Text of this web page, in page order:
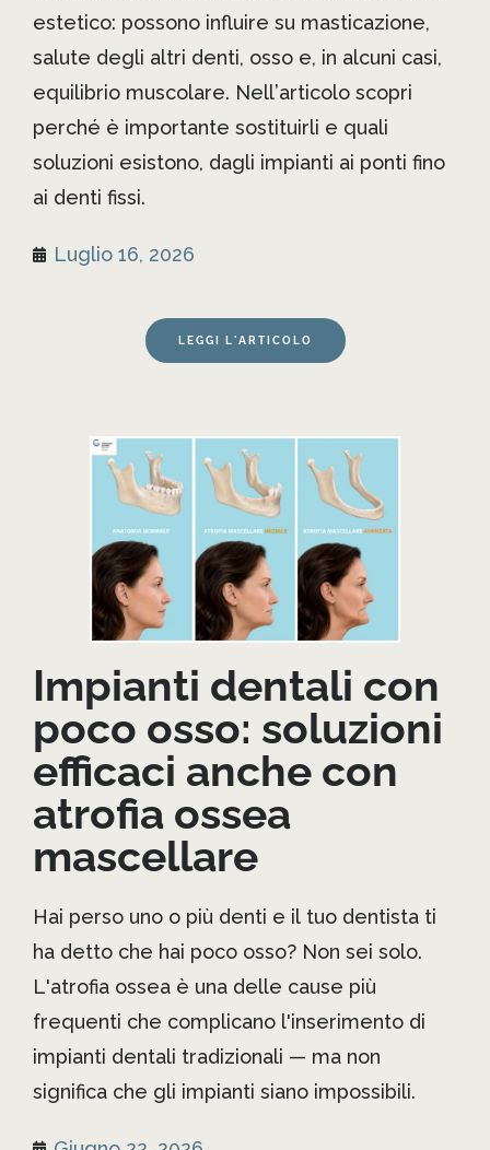
estetico: possono influire su masticazione,
salute degli altri denti, osso e, in alcuni casi,
equilibrio muscolare. Nell’articolo scopri
perché è importante sostituirli e quali
soluzioni esistono, dagli impianti ai ponti fino
ai denti fissi.
Luglio 16, 2026
LEGGI L'ARTICOLO
Impianti dentali con
poco osso: soluzioni
efficaci anche con
atrofia ossea
mascellare
Hai perso uno o più denti e il tuo dentista ti
ha detto che hai poco osso? Non sei solo.
L'atrofia ossea è una delle cause più
frequenti che complicano l'inserimento di
impianti dentali tradizionali — ma non
significa che gli impianti siano impossibili.